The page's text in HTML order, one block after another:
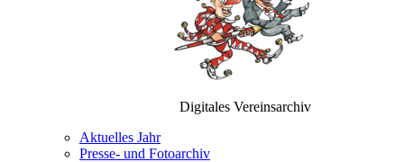
Digitales Vereinsarchiv
Aktuelles Jahr
Presse- und Fotoarchiv